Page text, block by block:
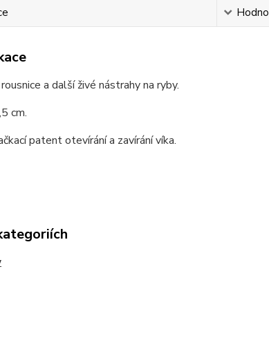
a další živé nástrahy na ryby.
cm.
patent otevírání a zavírání víka.